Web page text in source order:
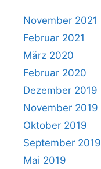
November 2021
Februar 2021
März 2020
Februar 2020
Dezember 2019
November 2019
Oktober 2019
September 2019
Mai 2019